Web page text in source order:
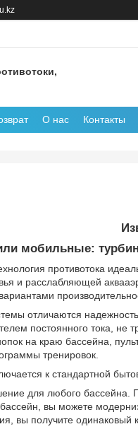
О нас Контакты
мобильные:
противотока
и расслабляющей
отличаются
постоянного тока, не
на краю бассейна,
тренировок.
к стандартной
для любого бассейна.
бассейн, вы можете
вы получите одинаковый